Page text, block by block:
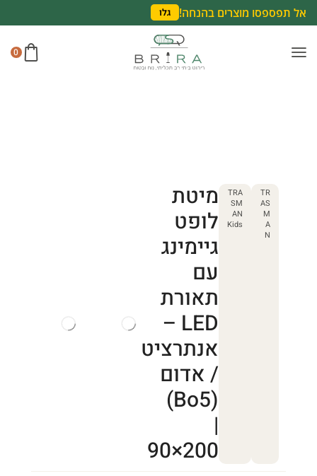
אל תפספסו מוצרים בהנחה! גלו
0
TR
AS
M
A
N
TRA
SM
AN
Kids
מיטת
לופט
גיימינג
עם
תאורת
LED –
אנתרציט
/ אדום
(Bo5)
|
90×200